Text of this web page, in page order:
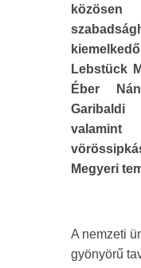
Lebstück
Éber
Garibaldi
Megyeri
A nemzeti
gyönyörű